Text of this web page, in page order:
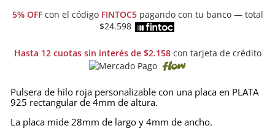
5% OFFcon el código FINTOC5pagando con tu banco — total
$24.598
Hasta 12 cuotas sin interés de $2.158con tarjeta de crédito
Pulsera de hilo roja personalizable con una placa en PLATA
925 rectangular de 4mm de altura.
La placa mide 28mm de largo y 4mm de ancho.